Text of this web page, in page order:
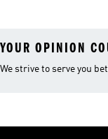
YOUR OPINION
We strive to serve you